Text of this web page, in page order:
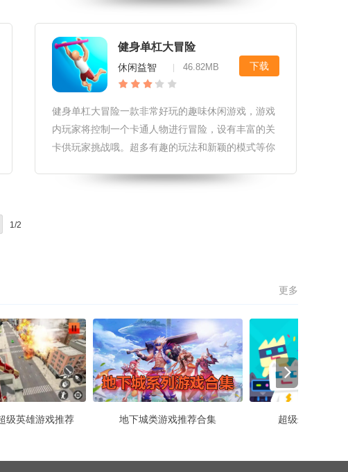
工作都是一天到晚坐在办公室里面，很难有机会出去
活动一下，时间一长难免长肉，
健身单杠大冒险
休闲益智 46.82MB 下载
健身单杠大冒险一款非常好玩的趣味休闲游戏，游戏
内玩家将控制一个卡通人物进行冒险，设有丰富的关
卡供玩家挑战哦。超多有趣的玩法和新颖的模式等你
具等你来解锁，感兴趣的小伙伴们赶紧来下载吧！ 健
1/2
更多
级英雄游戏推荐 地下城类游戏推荐合集 超级幻影猫2版